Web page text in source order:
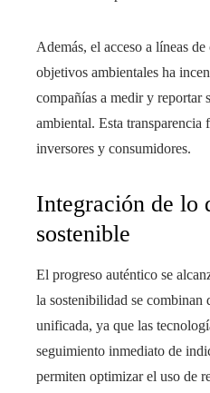
Además, el acceso a líneas
objetivos ambientales ha
compañías a medir y reportar
ambiental. Esta transparencia
inversores y consumidores.
Integración de lo
sostenible
El progreso auténtico se
la sostenibilidad se combinan
unificada, ya que las
seguimiento inmediato de
permiten optimizar el uso de